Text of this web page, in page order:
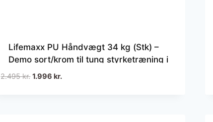
Lifemaxx PU Håndvægt 34 kg (Stk) –
Demo sort/krom til tung styrketræning i
fitnesscenter og home gym
2.495kr. Den
1.996kr.Den